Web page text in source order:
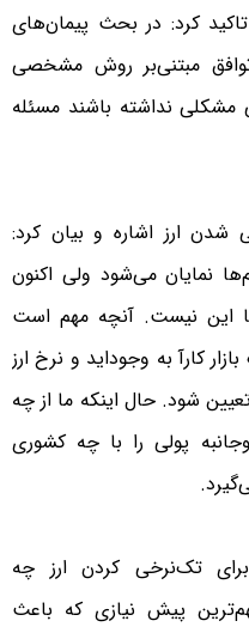
کرد: در بحث پیمان‌های
مبتنی‌بر روش مشخصی
مشکلی نداشته باشند مسئله
ارز اشاره و بیان کرد:
نمایان می‌شود ولی اکنون
ما این نیست. آنچه مهم است
کارآ به وجوداید و نرخ ارز
شود. حال اینکه ما از چه
پولی را با چه کشوری
تک‌نرخی کردن ارز چه
پیش نیازی که باعث